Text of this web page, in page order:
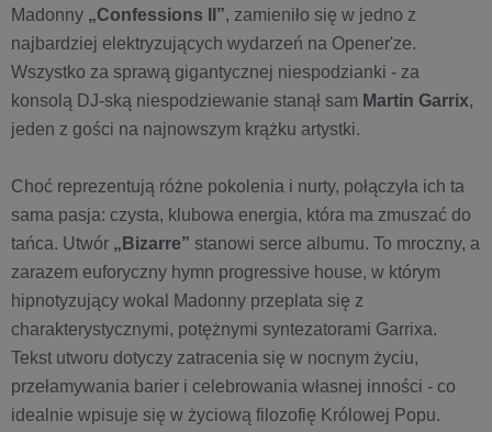
Madonny „Confessions II”, zamieniło się w jedno z
najbardziej elektryzujących wydarzeń na Opener'ze.
Wszystko za sprawą gigantycznej niespodzianki - za
konsolą DJ-ską niespodziewanie stanął sam Martin Garrix,
jeden z gości na najnowszym krążku artystki.
Choć reprezentują różne pokolenia i nurty, połączyła ich ta
sama pasja: czysta, klubowa energia, która ma zmuszać do
tańca. Utwór „Bizarre” stanowi serce albumu. To mroczny, a
zarazem euforyczny hymn progressive house, w którym
hipnotyzujący wokal Madonny przeplata się z
charakterystycznymi, potężnymi syntezatorami Garrixa.
Tekst utworu dotyczy zatracenia się w nocnym życiu,
przełamywania barier i celebrowania własnej inności - co
idealnie wpisuje się w życiową filozofię Królowej Popu.